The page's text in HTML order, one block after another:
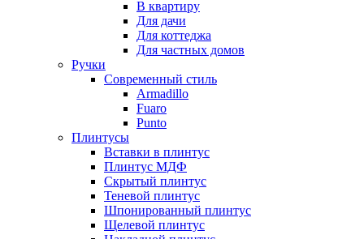
В квартиру
Для дачи
Для коттеджа
Для частных домов
Ручки
Современный стиль
Armadillo
Fuaro
Punto
Плинтусы
Вставки в плинтус
Плинтус МДФ
Скрытый плинтус
Теневой плинтус
Шпонированный плинтус
Щелевой плинтус